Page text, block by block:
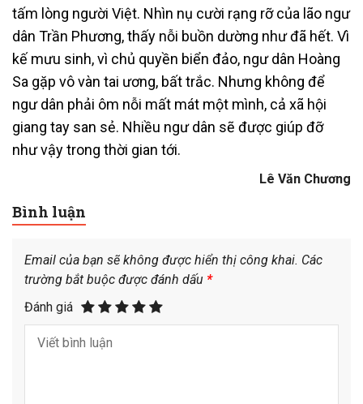
tấm lòng người Việt. Nhìn nụ cười rạng rỡ của lão ngư
dân Trần Phương, thấy nỗi buồn dường như đã hết. Vì
kế mưu sinh, vì chủ quyền biển đảo, ngư dân Hoàng
Sa gặp vô vàn tai ương, bất trắc. Nhưng không để
ngư dân phải ôm nỗi mất mát một mình, cả xã hội
giang tay san sẻ. Nhiều ngư dân sẽ được giúp đỡ
như vậy trong thời gian tới.
Lê Văn Chương
Bình luận
Email của bạn sẽ không được hiển thị công khai. Các
trường bắt buộc được đánh dấu *
Đánh giá